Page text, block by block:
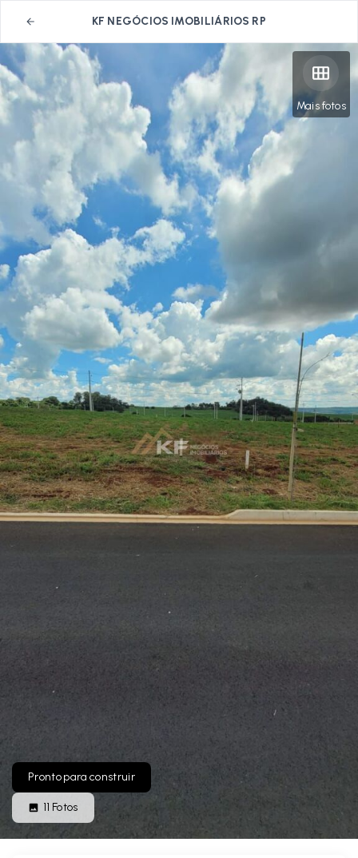
KF NEGÓCIOS IMOBILIÁRIOS RP
Mais fotos
Pronto para construir
11 Fotos